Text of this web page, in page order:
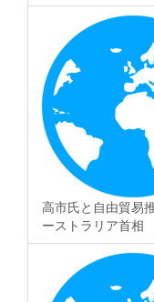
高市氏と自由貿
ーストラリア首相